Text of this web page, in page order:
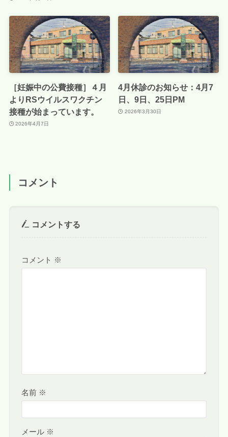
［妊娠中の公費接種］４月
よりRSウイルスワクチン
接種が始まっています。
2026年4月7日
4月休診のお知らせ：4月7
日、9日、25日PM
2026年3月30日
コメント
コメントする
コメント ※
名前 ※
メール ※